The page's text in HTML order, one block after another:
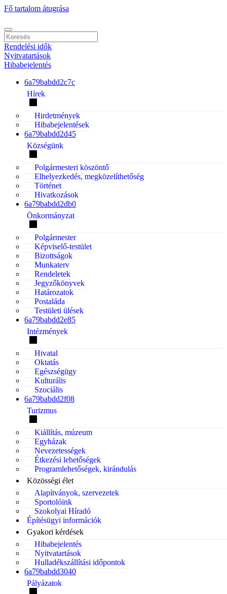
Fő tartalom átugrása
Rendelési idők
Nyitvatartások
Hibabejelentés
6a79babdd2c7c
Hírek
Hirdetmények
Hibabejelentések
6a79babdd2d45
Községünk
Polgármesteri köszöntő
Elhelyezkedés, megközelíthetőség
Történet
Hivatkozások
6a79babdd2db0
Önkormányzat
Polgármester
Képviselő-testület
Bizottságok
Munkaterv
Rendeletek
Jegyzőkönyvek
Határozatok
Postaláda
Testületi ülések
6a79babdd2e85
Intézmények
Hivatal
Oktatás
Egészségügy
Kulturális
Szociális
6a79babdd2f08
Turizmus
Kiállítás, múzeum
Egyházak
Nevezetességek
Étkezési lehetőségek
Programlehetőségek, kirándulás
Közösségi élet
Alapítványok, szervezetek
Sportolóink
Szokolyai Híradó
Építésügyi információk
Gyakori kérdések
Hibabejelentés
Nyitvatartások
Hulladékszállítási időpontok
6a79babdd3040
Pályázatok